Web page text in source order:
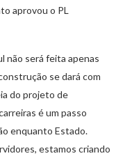
aprovou o PL
não será feita apenas
se dará com
do projeto de
é um passo
enquanto Estado.
estamos criando